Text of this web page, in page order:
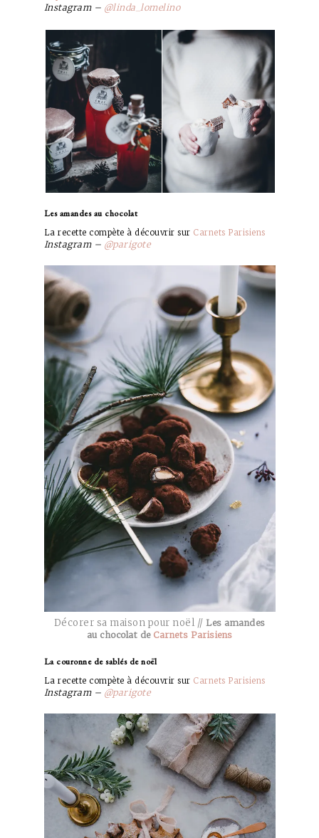
Instagram – @linda_lomelino
Les amandes au chocolat
La recette compète à découvrir sur Carnets Parisiens
Instagram – @parigote
Décorer sa maison pour noël // Les amandes
au chocolat de Carnets Parisiens
La couronne de sablés de noël
La recette compète à découvrir sur Carnets Parisiens
Instagram – @parigote